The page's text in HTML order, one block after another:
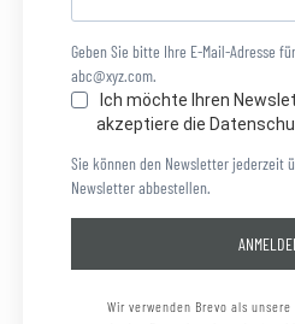
Geben Sie bitte Ihre E-Mail-Adresse
abc@xyz.com.
Ich möchte Ihren
akzeptiere die
Sie können den Newsletter jederzeit
Newsletter abbestellen.
Wir verwenden Brevo als